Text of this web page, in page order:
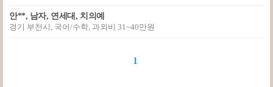
안**, 남자, 연세대, 치의예
경기 부천시, 국어/수학, 과외비 31~40만원
1